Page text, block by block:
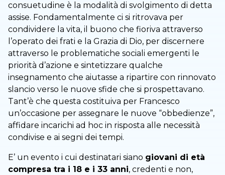
consuetudine è la modalità di svolgimento di detta
assise. Fondamentalmente ci si ritrovava per
condividere la vita, il buono che fioriva attraverso
l’operato dei frati e la Grazia di Dio, per discernere
attraverso le problematiche sociali emergenti le
priorità d’azione e sintetizzare qualche
insegnamento che aiutasse a ripartire con rinnovato
slancio verso le nuove sfide che si prospettavano.
Tant’è che questa costituiva per Francesco
un’occasione per assegnare le nuove “obbedienze”,
affidare incarichi ad hoc in risposta alle necessità
condivise e ai segni dei tempi.
E’ un evento i cui destinatari siano giovani di età
compresa tra i 18 e i 33 anni, credenti e non,